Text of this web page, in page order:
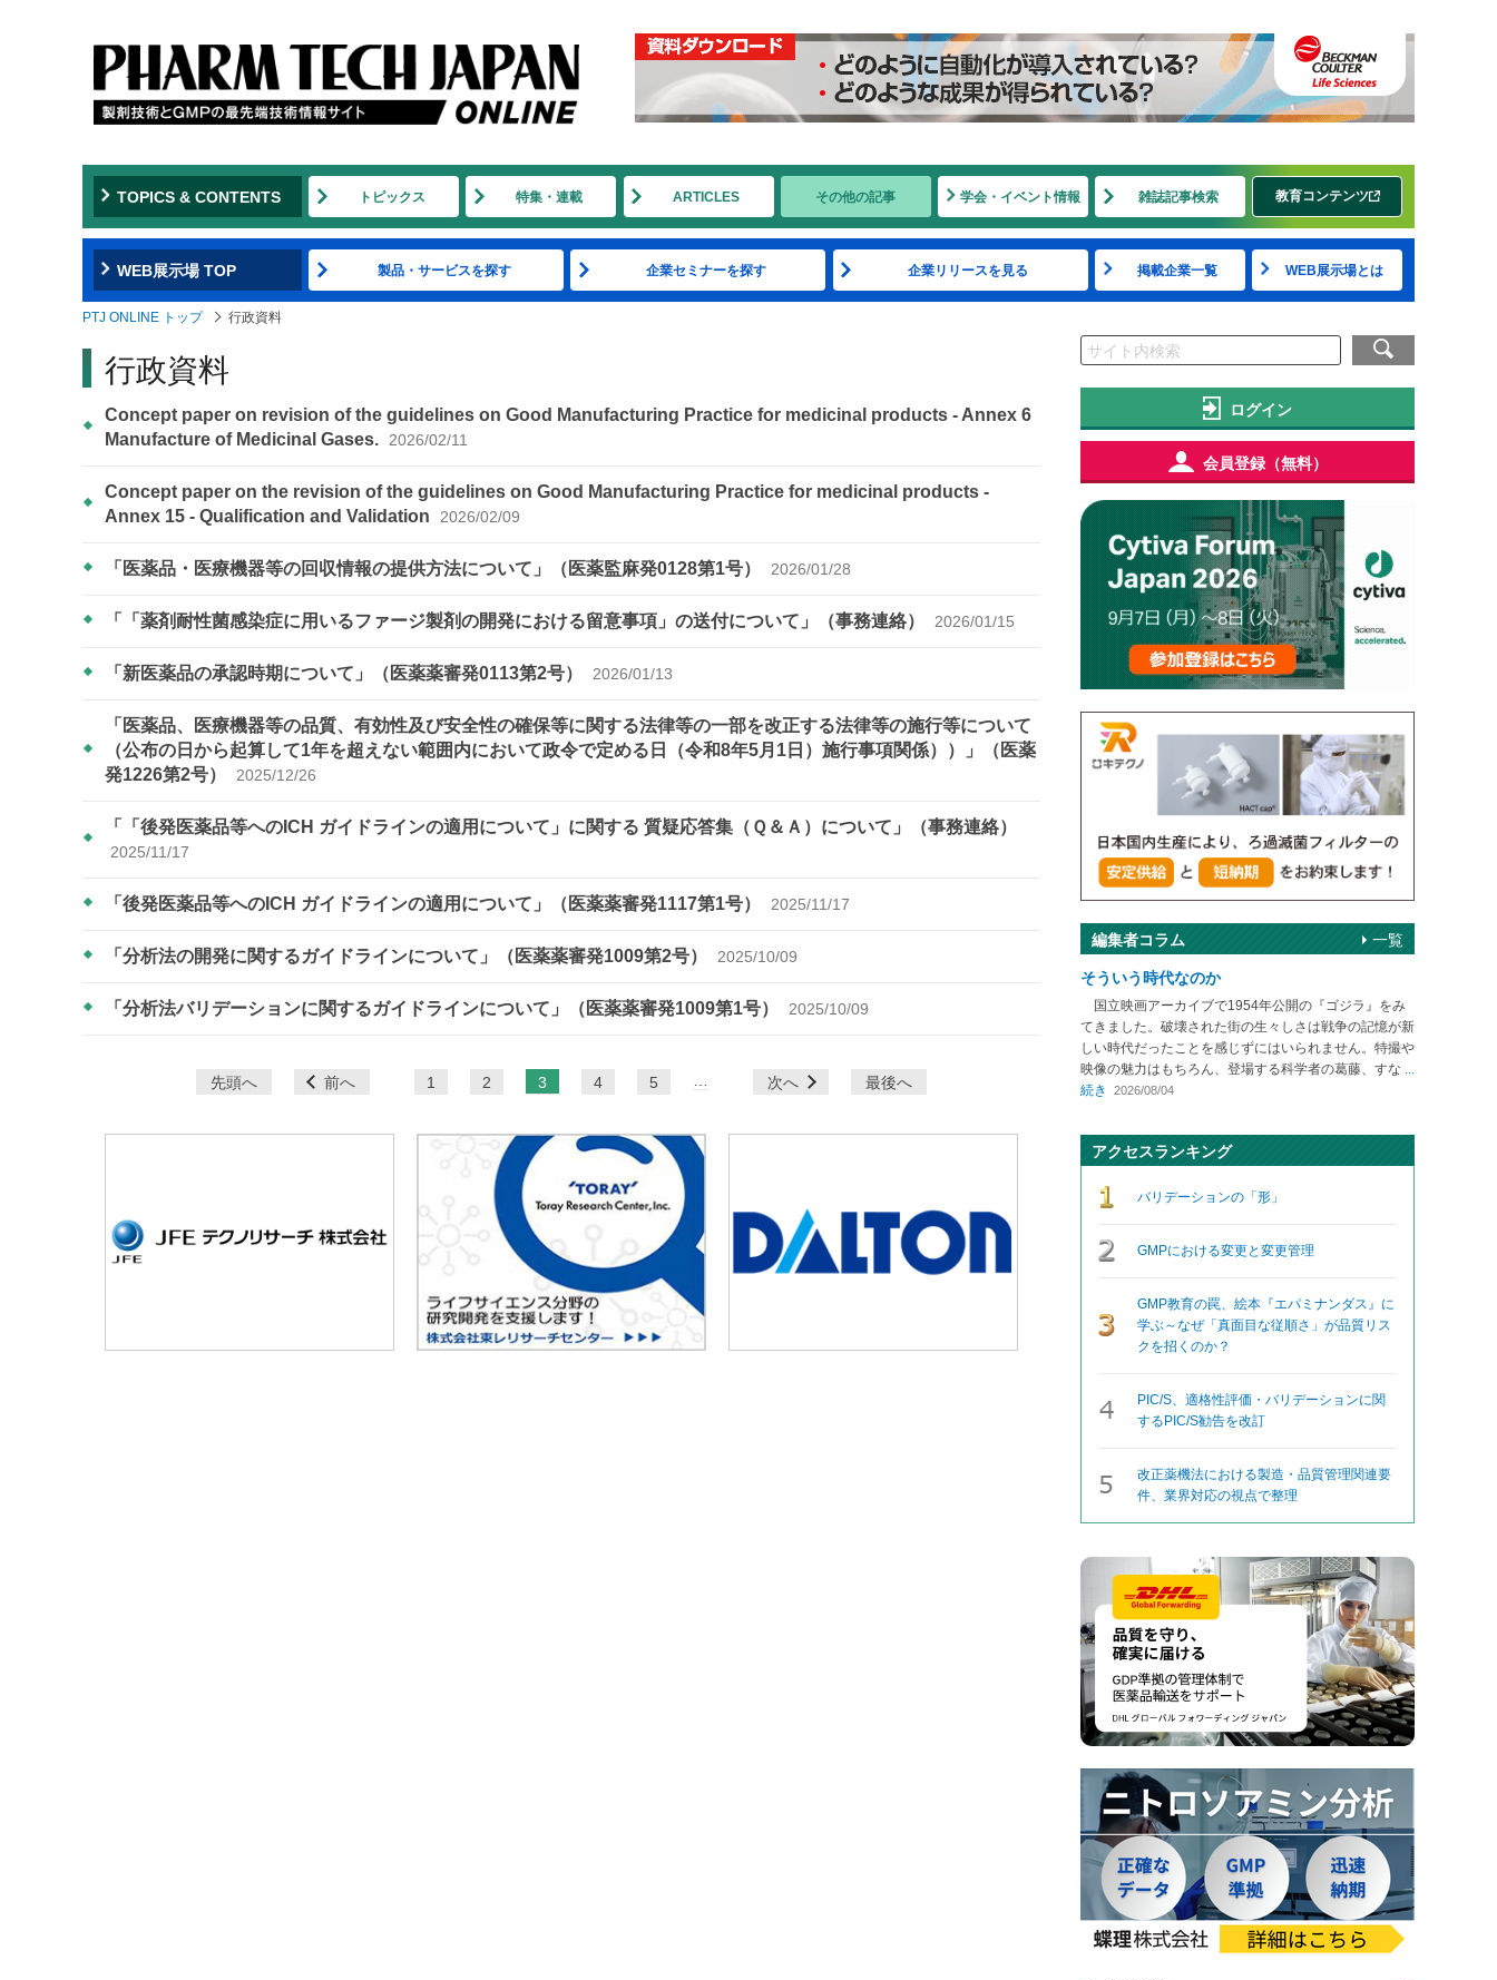
TOPICS & CONTENTS トピックス 特集・連載 ARTICLES その他の記事 学会・イベント情報 雑誌記事検索 教育コンテンツ
WEB展示場 TOP 製品・サービスを探す 企業セミナーを探す 企業リリースを見る 掲載企業一覧 WEB展示場とは
PTJ ONLINE トップ 行政資料
行政資料
Concept paper on revision of the guidelines on Good Manufacturing Practice for medicinal products - Annex 6
Manufacture of Medicinal Gases.
2026/02/11
Concept paper on the revision of the guidelines on Good Manufacturing Practice for medicinal products -
Annex 15 - Qualification and Validation
2026/02/09
「医薬品・医療機器等の回収情報の提供方法について」（医薬監麻発0128第1号） 2026/01/28
「「薬剤耐性菌感染症に用いるファージ製剤の開発における留意事項」の送付について」（事務連絡） 2026/01/15
「新医薬品の承認時期について」（医薬薬審発0113第2号） 2026/01/13
「医薬品、医療機器等の品質、有効性及び安全性の確保等に関する法律等の一部を改正する法律等の施行等について
（公布の日から起算して1年を超えない範囲内において政令で定める日（令和8年5月1日）施行事項関係））」（医薬
発1226第2号）
2025/12/26
「「後発医薬品等へのICH ガイドラインの適用について」に関する 質疑応答集（Ｑ＆Ａ）について」（事務連絡）
2025/11/17
「後発医薬品等へのICH ガイドラインの適用について」（医薬薬審発1117第1号） 2025/11/17
「分析法の開発に関するガイドラインについて」（医薬薬審発1009第2号） 2025/10/09
「分析法バリデーションに関するガイドラインについて」（医薬薬審発1009第1号） 2025/10/09
先頭へ 前へ 1 2 3 4 5 次へ 最後へ
ログイン
会員登録（無料）
編集者コラム
そういう時代なのか
国立映画アーカイブで1954年公開の『ゴジラ』をみ
てきました。破壊された街の生々しさは戦争の記憶が新
しい時代だったことを感じずにはいられません。特撮や
映像の魅力はもちろん、登場する科学者の葛藤、すな ...
続き
2026/08/04
一覧
アクセスランキング
バリデーションの「形」
GMPにおける変更と変更管理
GMP教育の罠、絵本『エパミナンダス』に
学ぶ～なぜ「真面目な従順さ」が品質リス
クを招くのか？
PIC/S、適格性評価・バリデーションに関
するPIC/S勧告を改訂
改正薬機法における製造・品質管理関連要
件、業界対応の視点で整理